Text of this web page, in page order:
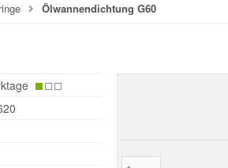
Ölwannendichtung G60